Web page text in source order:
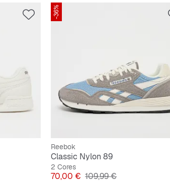
-36%
Reebok
Classic Nylon 89
2 Cores
Preço
70,00 € Preço original
109,99 €